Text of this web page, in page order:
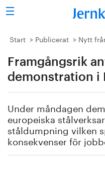
Sök
Stålindustrin
Vision 2050
Energi/miljö
Vi tycker
Start Publicerat Nytt
Framgångsrik
demonstration i
Under måndagen
europeiska
ståldumpning vilken
konsekvenser för